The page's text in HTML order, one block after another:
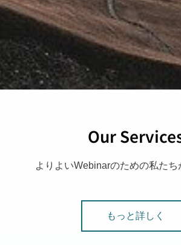
Our
よりよいWebinarのための私たち
もっと詳しく